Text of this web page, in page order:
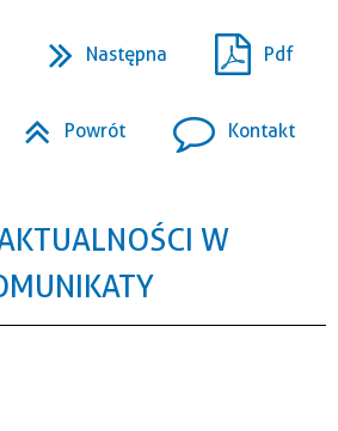
Następna Pdf
Powrót Kontakt
W